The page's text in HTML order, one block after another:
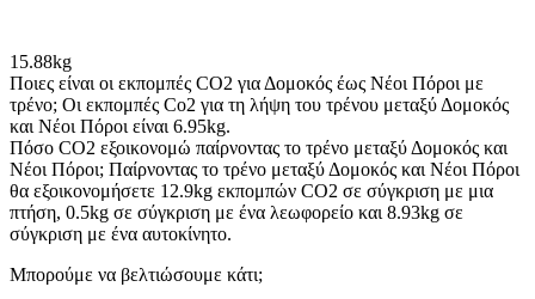
15.88kg
Ποιες είναι οι εκπομπές CO2 για Δομοκός έως Νέοι Πόροι με
τρένο; Οι εκπομπές Co2 για τη λήψη του τρένου μεταξύ Δομοκός
και Νέοι Πόροι είναι 6.95kg.
Πόσο CO2 εξοικονομώ παίρνοντας το τρένο μεταξύ Δομοκός και
Νέοι Πόροι; Παίρνοντας το τρένο μεταξύ Δομοκός και Νέοι Πόροι
θα εξοικονομήσετε 12.9kg εκπομπών CO2 σε σύγκριση με μια
πτήση, 0.5kg σε σύγκριση με ένα λεωφορείο και 8.93kg σε
σύγκριση με ένα αυτοκίνητο.
Μπορούμε να βελτιώσουμε κάτι;